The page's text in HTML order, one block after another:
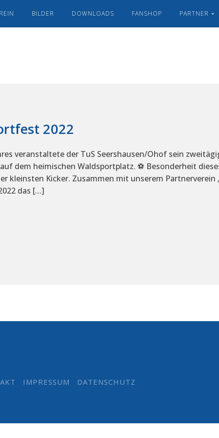
BILDER DOWNLOADS FANSHOP PARTNER
2022
veranstaltete der TuS Seershausen/Ohof sein
dem heimischen Waldsportplatz. ⚽ Besonderheit
kleinsten Kicker. Zusammen mit unserem Partnerverein
das […]
IMPRESSUM DATENSCHUTZ